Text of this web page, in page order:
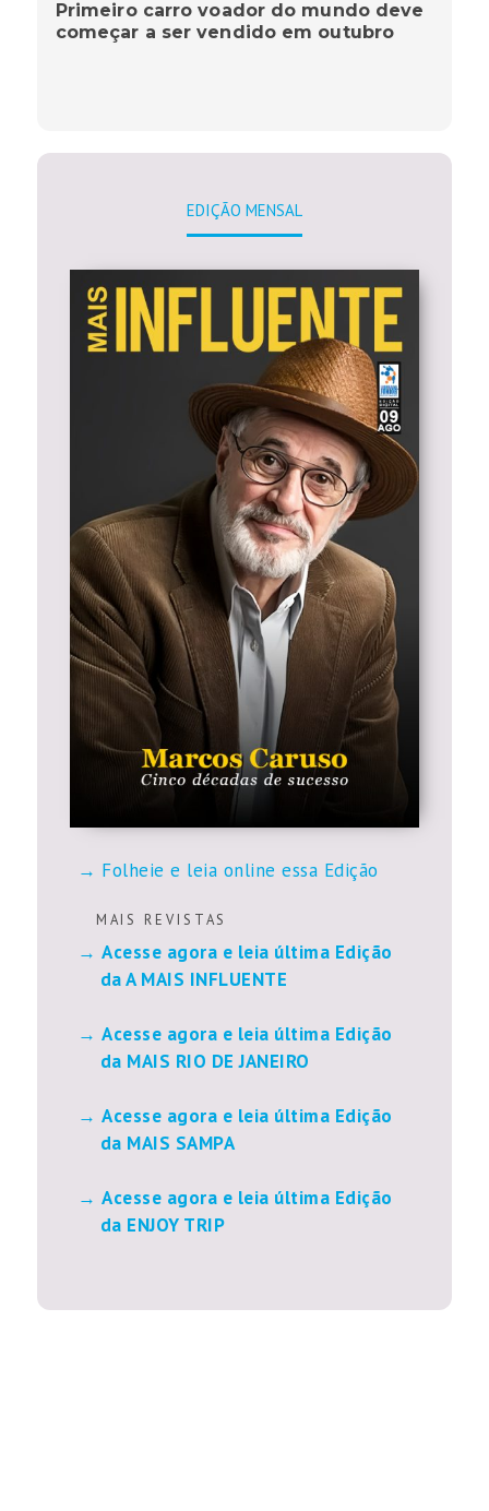
Primeiro carro voador do mundo deve
começar a ser vendido em outubro
EDIÇÃO MENSAL
Folheie e leia online essa Edição
M A I S R E V I S T A S
Acesse agora e leia última Edição
da A MAIS INFLUENTE
Acesse agora e leia última Edição
da MAIS RIO DE JANEIRO
Acesse agora e leia última Edição
da MAIS SAMPA
Acesse agora e leia última Edição
da ENJOY TRIP